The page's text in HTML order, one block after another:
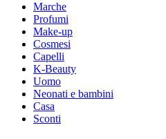
Marche
Profumi
Make-up
Cosmesi
Capelli
K-Beauty
Uomo
Neonati e bambini
Casa
Sconti